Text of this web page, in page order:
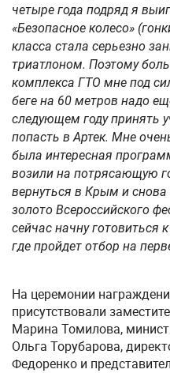
четыре года подряд я
«Безопасное колесо»
класса стала серьезно
триатлоном. Поэтому
комплекса ГТО мне под
беге на 60 метров надо
следующем году принять
попасть в Артек. Мне
была интересная
возили на потрясающую
вернуться в Крым и
золото Всероссийского
сейчас начну готовиться
где пройдет отбор на
На церемонии
присутствовали
Марина Томилова,
Ольга Торубарова,
Федоренко и